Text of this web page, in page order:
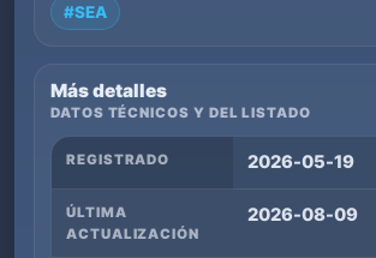
#SEA
Más detalles
DATOS TÉCNICOS Y DEL LISTADO
REGISTRADO 2026-05-19
ÚLTIMA
ACTUALIZACIÓN
2026-08-09